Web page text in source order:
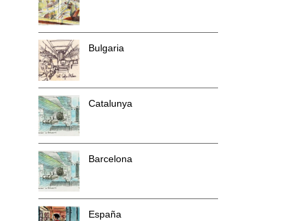
Bulgaria
Catalunya
Barcelona
España